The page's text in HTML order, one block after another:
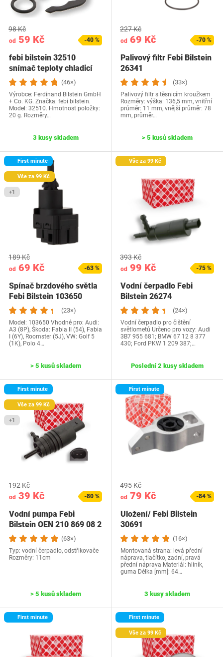
od 59 Kč
98 Kč
-40 %
febi bilstein 32510
snímač teploty chladicí
kapaliny s…
(46×)
Výrobce: Ferdinand Bilstein GmbH
+ Co. KG. Značka: febi bilstein.
Model: 32510. Hmotnost položky:
20 g. Rozměry…
3 kusy skladem
od 69 Kč
227 Kč
-70 %
Palivový filtr Febi Bilstein
26341
(33×)
Palivový filtr s těsnicím kroužkem
Rozměry: výška: 136,5 mm, vnitřní
průměr: 11 mm, vnější průměr: 78
mm, průměr…
> 5 kusů skladem
First minute
Vše za 99 Kč
+1
od 69 Kč
189 Kč
-63 %
Spínač brzdového světla
Febi Bilstein 103650
(23×)
Model: 103650 Vhodné pro: Audi:
A3 (8P), Škoda: Fabia II (54), Fabia
I (6Y), Roomster (5J), VW: Golf 5
(1K), Polo 4…
> 5 kusů skladem
Vše za 99 Kč
od 99 Kč
393 Kč
-75 %
Vodní čerpadlo Febi
Bilstein 26274
(24×)
Vodní čerpadlo pro čištění
světlometů Určeno pro vozy: Audi
3B7 955 681; BMW 67 12 8 377
430; Ford PKW 1 209 387;…
Poslední 2 kusy skladem
First minute
Vše za 99 Kč
+1
od 39 Kč
192 Kč
-80 %
Vodní pumpa Febi
Bilstein OEN 210 869 08 2
(63×)
Typ: vodní čerpadlo, odstřikovače
Rozměry: 11cm
> 5 kusů skladem
First minute
od 79 Kč
495 Kč
-84 %
Uložení/ Febi Bilstein
30691
(16×)
Montovaná strana: levá přední
náprava, tlačítko, zadní, pravá
přední náprava Materiál: hliník,
guma Délka [mm]: 64…
3 kusy skladem
First minute First minute
Vše za 99 Kč